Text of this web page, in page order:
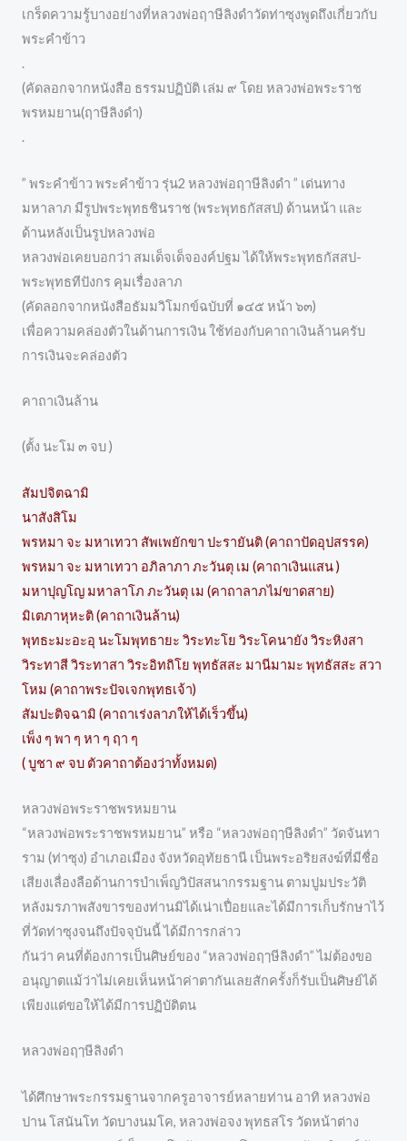
เกร็ดความรู้บางอย่างที่หลวงพ่อฤาษีลิงดำวัดท่าซุงพูดถึงเกี่ยวกับ
พระคำข้าว
.
(คัดลอกจากหนังสือ ธรรมปฏิบัติ เล่ม ๙ โดย หลวงพ่อพระราช
พรหมยาน(ฤาษีลิงดำ)
.
” พระคำข้าว พระคำข้าว รุ่น2 หลวงพ่อฤาษีลิงดำ ” เด่นทาง
มหาลาภ มีรูปพระพุทธชินราช (พระพุทธกัสสป) ด้านหน้า และ
ด้านหลังเป็นรูปหลวงพ่อ
หลวงพ่อเคยบอกว่า สมเด็จเด็จองค์ปฐม ได้ให้พระพุทธกัสสป-
พระพุทธทีปังกร คุมเรื่องลาภ
(คัดลอกจากหนังสือธัมมวิโมกข์ฉบับที่ ๑๔๕ หน้า ๖๓)
เพื่อความคล่องตัวในด้านการเงิน ใช้ท่องกับคาถาเงินล้านครับ
การเงินจะคล่องตัว
คาถาเงินล้าน
(ตั้ง นะโม ๓ จบ )
สัมปจิตฉามิ
นาสังสิโม
พรหมา จะ มหาเทวา สัพเพยักขา ปะรายันติ (คาถาปัดอุปสรรค)
พรหมา จะ มหาเทวา อภิลาภา ภะวันตุ เม (คาถาเงินแสน )
มหาปุญโญ มหาลาโภ ภะวันตุ เม (คาถาลาภไม่ขาดสาย)
มิเตภาหุหะติ (คาถาเงินล้าน)
พุทธะมะอะอุ นะโมพุทธายะ วิระทะโย วิระโคนายัง วิระหิงสา
วิระทาสี วิระทาสา วิระอิทถิโย พุทธัสสะ มานีมามะ พุทธัสสะ สวา
โหม (คาถาพระปัจเจกพุทธเจ้า)
สัมปะติจฉามิ (คาถาเร่งลาภให้ได้เร็วขึ้น)
เพ็ง ๆ พา ๆ หา ๆ ฤา ๆ
( บูชา ๙ จบ ตัวคาถาต้องว่าทั้งหมด)
หลวงพ่อพระราชพรหมยาน
“หลวงพ่อพระราชพรหมยาน” หรือ “หลวงพ่อฤๅษีลิงดำ” วัดจันทา
ราม (ท่าซุง) อำเภอเมือง จังหวัดอุทัยธานี เป็นพระอริยสงฆ์ที่มีชื่อ
เสียงเลื่องลือด้านการบำเพ็ญวิปัสสนากรรมฐาน ตามปูมประวัติ
หลังมรภาพสังขารของท่านมิได้เน่าเปื่อยและได้มีการเก็บรักษาไว้
ที่วัดท่าซุงจนถึงปัจจุบันนี้ ได้มีการกล่าว
กันว่า คนที่ต้องการเป็นศิษย์ของ “หลวงพ่อฤๅษีลิงดำ” ไม่ต้องขอ
อนุญาตแม้ว่าไม่เคยเห็นหน้าค่าตากันเลยสักครั้งก็รับเป็นศิษย์ได้
เพียงแต่ขอให้ได้มีการปฏิบัติตน
หลวงพ่อฤๅษีลิงดำ
ได้ศึกษาพระกรรมฐานจากครูอาจารย์หลายท่าน อาทิ หลวงพ่อ
ปาน โสนันโท วัดบางนมโค, หลวงพ่อจง พุทธสโร วัดหน้าต่าง